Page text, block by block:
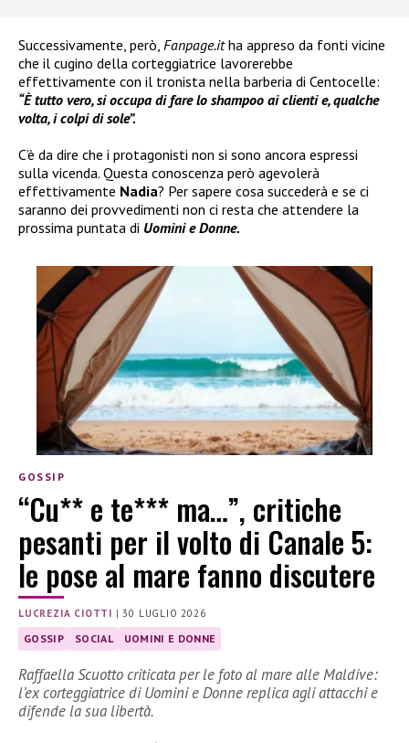
Successivamente, però, Fanpage.itha appreso da fonti vicine
che il cugino della corteggiatrice lavorerebbe
effettivamente con il tronista nella barberia di Centocelle:
“È tutto vero, si occupa di fare lo shampoo ai clienti e, qualche
volta, i colpi di sole”.
C’è da dire che i protagonisti non si sono ancora espressi
sulla vicenda. Questa conoscenza però agevolerà
effettivamente Nadia? Per sapere cosa succederà e se ci
saranno dei provvedimenti non ci resta che attendere la
prossima puntata di Uomini e Donne.
GOSSIP
“Cu** e te*** ma…”, critiche
pesanti per il volto di Canale 5:
le pose al mare fanno discutere
LUCREZIA CIOTTI |30 LUGLIO 2026
GOSSIP SOCIAL UOMINI E DONNE
Raffaella Scuotto criticata per le foto al mare alle Maldive:
l’ex corteggiatrice di Uomini e Donne replica agli attacchi e
difende la sua libertà.